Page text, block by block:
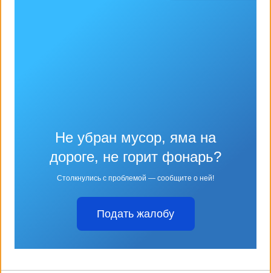
Не убран мусор, яма на
дороге, не горит фонарь?
Столкнулись с проблемой — сообщите о ней!
Подать жалобу